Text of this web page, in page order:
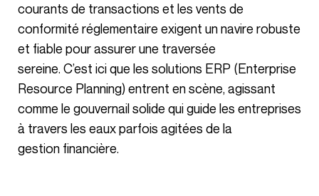
courants de transactions et les vents de
conformité réglementaire exigent un navire robuste
et fiable pour assurer une traversée
sereine. C’est ici que les solutions ERP (Enterprise
Resource Planning) entrent en scène, agissant
comme le gouvernail solide qui guide les entreprises
à travers les eaux parfois agitées de la
gestion financière.